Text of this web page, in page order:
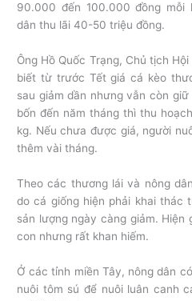
90.000 đến 100.000 đồng mỗi
dân thu lãi 40-50 triệu đồng.
Ông Hồ Quốc Trạng, Chủ tịch
biết từ trước Tết giá cá kèo
sau giảm dần nhưng vẫn còn
bốn đến năm tháng thì thu
kg. Nếu chưa được giá, người
thêm vài tháng.
Theo các thương lái và nông
do cá giống hiện phải khai thác
sản lượng ngày càng giảm.
con nhưng rất khan hiếm.
Ở các tỉnh miền Tây, nông dân
nuôi tôm sú để nuôi luân canh